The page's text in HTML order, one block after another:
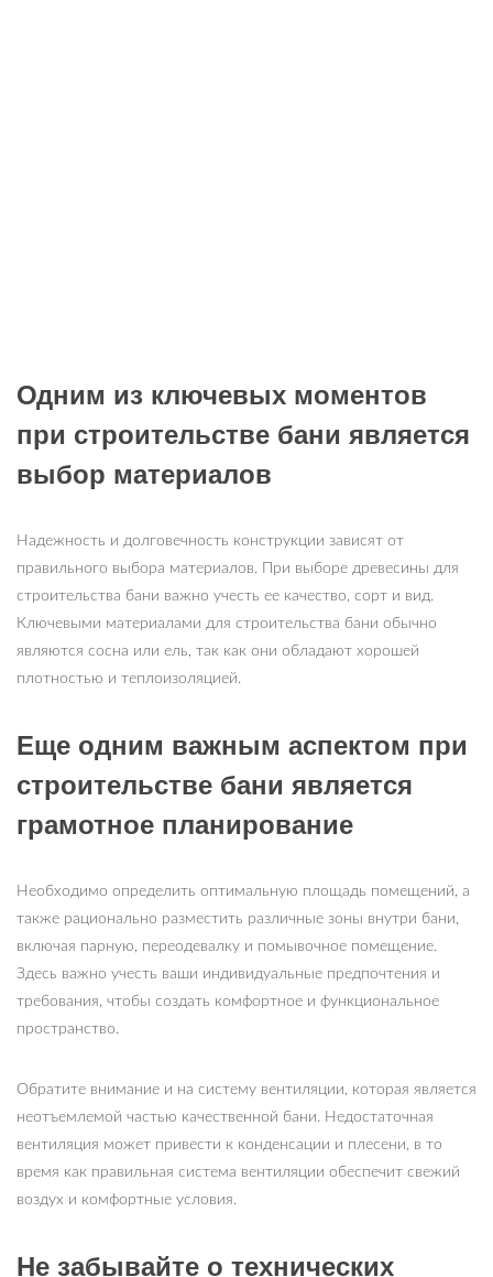
Одним из ключевых моментов
при строительстве бани является
выбор материалов
Надежность и долговечность конструкции зависят от
правильного выбора материалов. При выборе древесины для
строительства бани важно учесть ее качество, сорт и вид.
Ключевыми материалами для строительства бани обычно
являются сосна или ель, так как они обладают хорошей
плотностью и теплоизоляцией.
Еще одним важным аспектом при
строительстве бани является
грамотное планирование
Необходимо определить оптимальную площадь помещений, а
также рационально разместить различные зоны внутри бани,
включая парную, переодевалку и помывочное помещение.
Здесь важно учесть ваши индивидуальные предпочтения и
требования, чтобы создать комфортное и функциональное
пространство.
Обратите внимание и на систему вентиляции, которая является
неотъемлемой частью качественной бани. Недостаточная
вентиляция может привести к конденсации и плесени, в то
время как правильная система вентиляции обеспечит свежий
воздух и комфортные условия.
Не забывайте о технических